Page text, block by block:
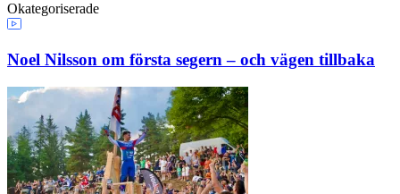
Okategoriserade
Noel Nilsson om första segern – och vägen tillbaka